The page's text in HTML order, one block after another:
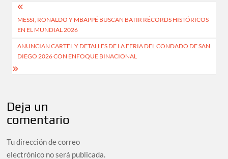
Navegación
de
entradas
MESSI, RONALDO Y MBAPPÉ BUSCAN BATIR RÉCORDS HISTÓRICOS
EN EL MUNDIAL 2026
ANUNCIAN CARTEL Y DETALLES DE LA FERIA DEL CONDADO DE SAN
DIEGO 2026 CON ENFOQUE BINACIONAL
Deja un
comentario
Tu dirección de correo
electrónico no será publicada.